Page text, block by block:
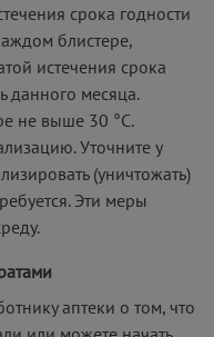
срока годности
блистере,
истечения срока
данного месяца.
не выше 30 °С.
Уточните у
(уничтожать)
Эти меры
аптеки о том, что